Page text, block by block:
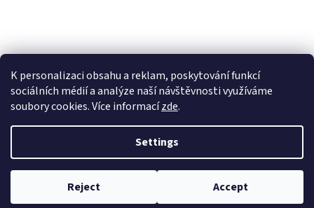
K personalizaci obsahu a reklam, poskytování funkcí
sociálních médií a analýze naší návštěvnosti využíváme
soubory cookies. Více informacízde.
Settings
Reject Accept
Copyright 2026EKOZAHRADNICTVÍ. All rights reserved.Edit cookie